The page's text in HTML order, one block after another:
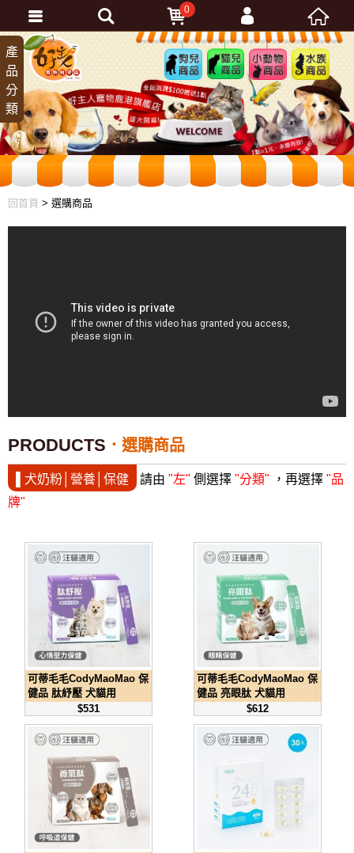
狗兒
商品
貓兒
商品
小動
物商
品
水族
商品
回首頁 > 選購商品
產
品
分
類
PRODUCTS 選購商品
▌犬奶粉│營養│保健 請由 "左" 側選擇 "分類" ，再選擇 "品
牌"
可蒂毛毛CodyMaoMao 保
健品 肽紓壓 犬貓用
$531
可蒂毛毛CodyMaoMao 保
健品 亮眼肽 犬貓用
$612
0
會員登入
忘記密碼
加入會員
訂單查詢